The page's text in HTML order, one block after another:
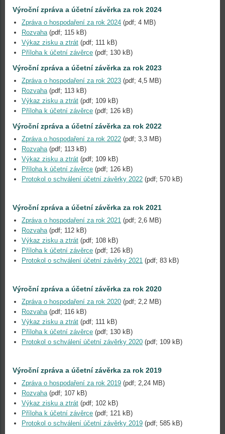
Výroční zpráva a účetní závěrka za rok 2024
Zpráva o hospodaření za rok 2024 (pdf; 4 MB)
Rozvaha(pdf; 115 kB)
Výkaz zisku a ztrát (pdf; 111 kB)
Příloha k účetní závěrce (pdf; 130 kB)
Výroční zpráva a účetní závěrka za rok 2023
Zpráva o hospodaření za rok 2023 (pdf; 4,5 MB)
Rozvaha(pdf; 113 kB)
Výkaz zisku a ztrát (pdf; 109 kB)
Příloha k účetní závěrce (pdf; 126 kB)
Výroční zpráva a účetní závěrka za rok 2022
Zpráva o hospodaření za rok 2022 (pdf; 3,3 MB)
Rozvaha(pdf; 113 kB)
Výkaz zisku a ztrát (pdf; 109 kB)
Příloha k účetní závěrce (pdf; 126 kB)
Protokol o schválení účetní závěrky 2022 (pdf; 570 kB)
Výroční zpráva a účetní závěrka za rok 2021
Zpráva o hospodaření za rok 2021 (pdf; 2,6 MB)
Rozvaha(pdf; 112 kB)
Výkaz zisku a ztrát (pdf; 108 kB)
Příloha k účetní závěrce (pdf; 126 kB)
Protokol o schválení účetní závěrky 2021 (pdf; 83 kB)
Výroční zpráva a účetní závěrka za rok 2020
Zpráva o hospodaření za rok 2020 (pdf; 2,2 MB)
Rozvaha(pdf; 116 kB)
Výkaz zisku a ztrát (pdf; 111 kB)
Příloha k účetní závěrce (pdf; 130 kB)
Protokol o schválení účetní závěrky 2020 (pdf; 109 kB)
Výroční zpráva a účetní závěrka za rok 2019
Zpráva o hospodaření za rok 2019 (pdf; 2,24 MB)
Rozvaha(pdf; 107 kB)
Výkaz zisku a ztrát (pdf; 102 kB)
Příloha k účetní závěrce (pdf; 121 kB)
Protokol o schválení účetní závěrky 2019 (pdf; 585 kB)